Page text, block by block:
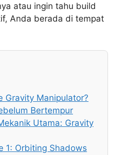
atau ingin tahu build
Anda berada di tempat
Gravity Manipulator?
Bertempur
Utama: Gravity
1: Orbiting Shadows